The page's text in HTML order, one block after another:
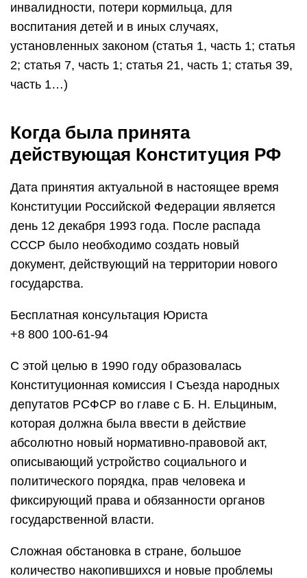
инвалидности, потери кормильца, для
воспитания детей и в иных случаях,
установленных законом (статья 1, часть 1; статья
2; статья 7, часть 1; статья 21, часть 1; статья 39,
часть 1…)
Когда была принята
действующая Конституция РФ
Дата принятия актуальной в настоящее время
Конституции Российской Федерации является
день 12 декабря 1993 года. После распада
СССР было необходимо создать новый
документ, действующий на территории нового
государства.
Бесплатная консультация Юриста
+8 800 100-61-94
С этой целью в 1990 году образовалась
Конституционная комиссия I Съезда народных
депутатов РСФСР во главе с Б. Н. Ельциным,
которая должна была ввести в действие
абсолютно новый нормативно-правовой акт,
описывающий устройство социального и
политического порядка, прав человека и
фиксирующий права и обязанности органов
государственной власти.
Сложная обстановка в стране, большое
количество накопившихся и новые проблемы